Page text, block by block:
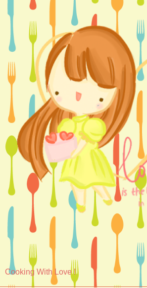
Cooking With Love !